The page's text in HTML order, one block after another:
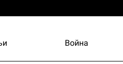
Война